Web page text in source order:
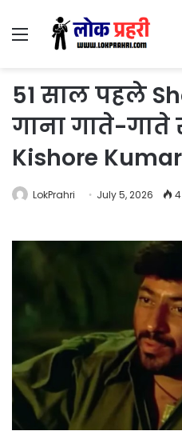
Menu
51 साल पहले
गाना गाते-गाते
Kishore Kumar
LokPrahri July 5, 2026 4